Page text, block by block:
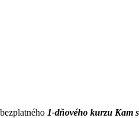
1-dňového kurzu Kam